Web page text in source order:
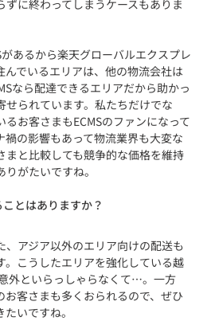
ずに終わってしまうケースもありま
あるから楽天グローバルエクスプレ
んでいるエリアは、他の物流会社は
なら配達できるエリアだから助かっ
せられています。私たちだけでな
お客さまもECMSのファンになって
禍の影響もあって物流業界も大変な
まと比較しても競争的な価格を維持
がたいですね。
とはありますか？
、アジア以外のエリア向けの配送も
。こうしたエリアを強化している越
外といらっしゃらなくて…。一方
お客さまも多くおられるので、ぜひ
いですね。